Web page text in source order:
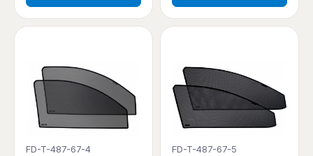
FD-T-487-67-4 FD-T-487-67-5